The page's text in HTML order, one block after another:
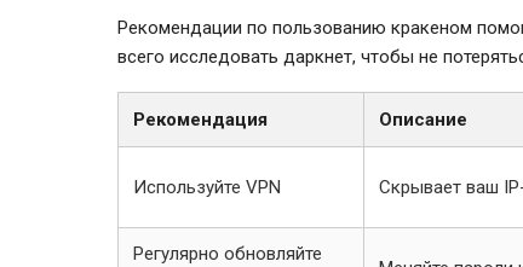
Рекомендации по пользованию кракеном
всего исследовать даркнет, чтобы не
Рекомендация Описание
Используйте VPN Скрывает ваш
Регулярно обновляйте